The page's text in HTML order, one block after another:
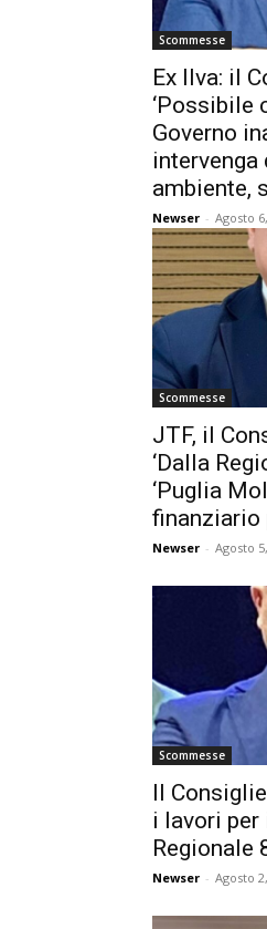
Scommesse
Ex Ilva: il
‘Possibile
Governo
ambiente,
Newser - Agosto
Scommesse
JTF, il
‘Dalla
‘Puglia
finanziario
Newser - Agosto
Scommesse
Il
i lavori
Regionale
Newser - Agosto